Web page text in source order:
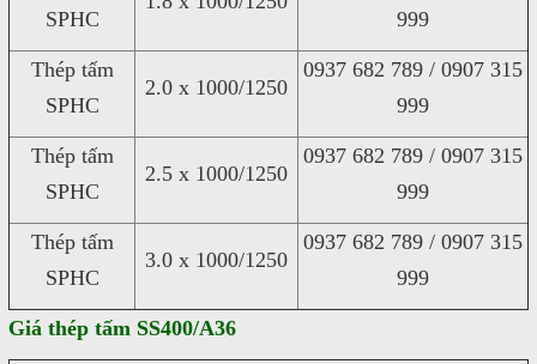
SPHC
999
Thép tấm
SPHC
2.0 x 1000/1250
0937 682 789 / 0907 315
999
Thép tấm
SPHC
2.5 x 1000/1250
0937 682 789 / 0907 315
999
Thép tấm
SPHC
3.0 x 1000/1250
0937 682 789 / 0907 315
999
Giá thép tấm SS400/A36